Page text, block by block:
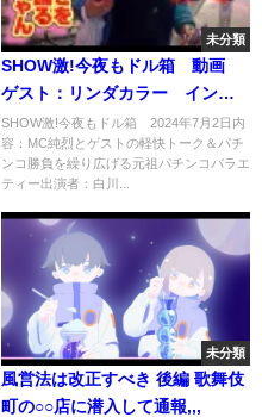
未分類
SHOW激!今夜もドル箱 動画
ゲスト：リンダカラー∞インフ
ィニティ 7月2日
SHОW激!今夜もドル箱 2024年7月2日内
容：MC純烈とゲストの軽快トーク＆パチ
ンコ勝負を繰り広げる元祖パチンコバラエ
ティー出演者：白川...
未分類
風営法は改正すべき 後編 歌舞伎
町の○○店に潜入して通報,,,